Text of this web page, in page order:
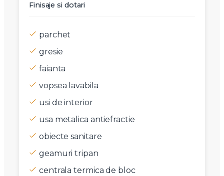
Finisaje si dotari
parchet
gresie
faianta
vopsea lavabila
usi de interior
usa metalica antiefractie
obiecte sanitare
geamuri tripan
centrala termica de bloc